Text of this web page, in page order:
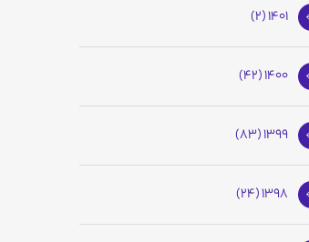
1401 (2)
1400 (42)
1399 (83)
1398 (24)